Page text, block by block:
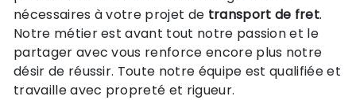
nécessaires à votre projet de transport de fret.
Notre métier est avant tout notre passion et le
partager avec vous renforce encore plus notre
désir de réussir. Toute notre équipe est qualifiée et
travaille avec propreté et rigueur.